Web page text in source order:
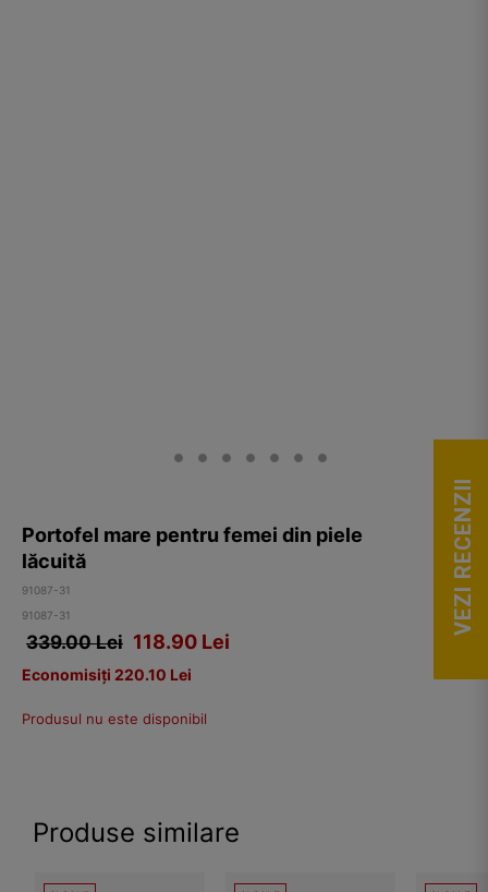
Portofel mare pentru femei din piele
lăcuită
91087-31
91087-31
339.00 Lei 118.90 Lei
Economisiți 220.10 Lei
Produsul nu este disponibil
Produse similare
VEZI RECENZII